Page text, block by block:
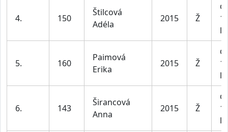
4. 150
Štilcová
Adéla
2015 Ž
5. 160
Paimová
Erika
2015 Ž
6. 143
Širancová
Anna
2015 Ž